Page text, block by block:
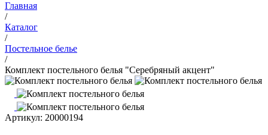
Главная
/
Каталог
/
Постельное белье
/
Комплект постельного белья "Серебряный акцент"
Артикул: 20000194